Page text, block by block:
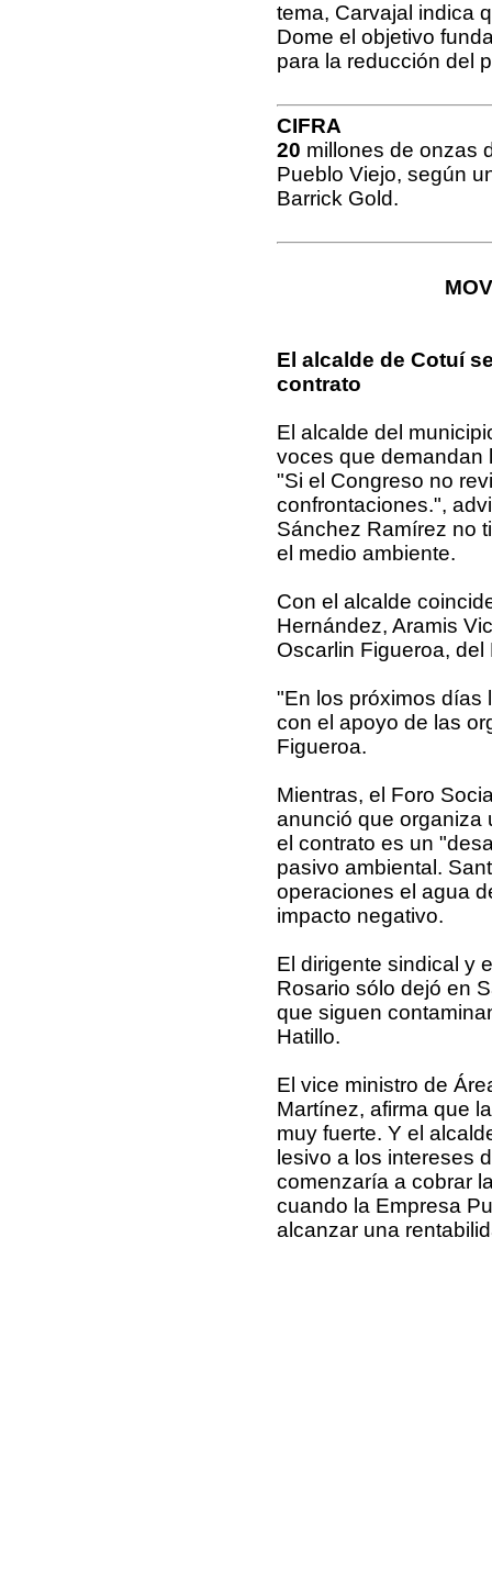
tema, Carvajal indica
Dome el objetivo
para la reducción del
CIFRA
20 millones de onzas
Pueblo Viejo, según
Barrick Gold.
El alcalde de Cotuí
contrato
El alcalde del
voces que demandan
"Si el Congreso no
confrontaciones.",
Sánchez Ramírez no
el medio ambiente.
Con el alcalde
Hernández, Aramis
Oscarlin Figueroa,
"En los próximos días
con el apoyo de las
Figueroa.
Mientras, el Foro
anunció que organiza
el contrato es un
pasivo ambiental.
operaciones el agua
impacto negativo.
El dirigente sindical y
Rosario sólo dejó en
que siguen
Hatillo.
El vice ministro de
Martínez, afirma que
muy fuerte. Y el
lesivo a los intereses
comenzaría a cobrar
cuando la Empresa
alcanzar una